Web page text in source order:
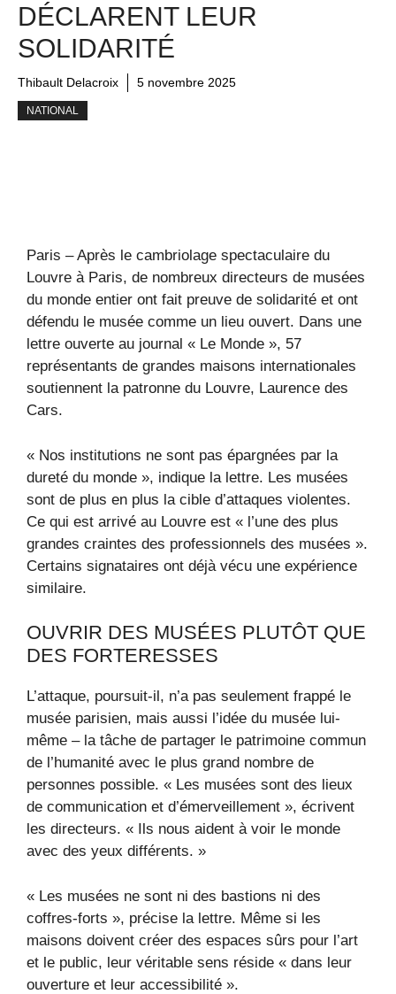
DÉCLARENT LEUR
SOLIDARITÉ
Thibault Delacroix 5 novembre 2025
NATIONAL
Paris – Après le cambriolage spectaculaire du
Louvre à Paris, de nombreux directeurs de musées
du monde entier ont fait preuve de solidarité et ont
défendu le musée comme un lieu ouvert. Dans une
lettre ouverte au journal « Le Monde », 57
représentants de grandes maisons internationales
soutiennent la patronne du Louvre, Laurence des
Cars.
« Nos institutions ne sont pas épargnées par la
dureté du monde », indique la lettre. Les musées
sont de plus en plus la cible d’attaques violentes.
Ce qui est arrivé au Louvre est « l’une des plus
grandes craintes des professionnels des musées ».
Certains signataires ont déjà vécu une expérience
similaire.
OUVRIR DES MUSÉES PLUTÔT QUE
DES FORTERESSES
L’attaque, poursuit-il, n’a pas seulement frappé le
musée parisien, mais aussi l’idée du musée lui-
même – la tâche de partager le patrimoine commun
de l’humanité avec le plus grand nombre de
personnes possible. « Les musées sont des lieux
de communication et d’émerveillement », écrivent
les directeurs. « Ils nous aident à voir le monde
avec des yeux différents. »
« Les musées ne sont ni des bastions ni des
coffres-forts », précise la lettre. Même si les
maisons doivent créer des espaces sûrs pour l’art
et le public, leur véritable sens réside « dans leur
ouverture et leur accessibilité ».